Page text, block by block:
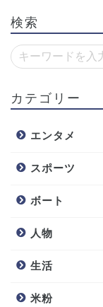
検索
カテゴリー
エンタメ
スポーツ
ボート
人物
生活
米粉